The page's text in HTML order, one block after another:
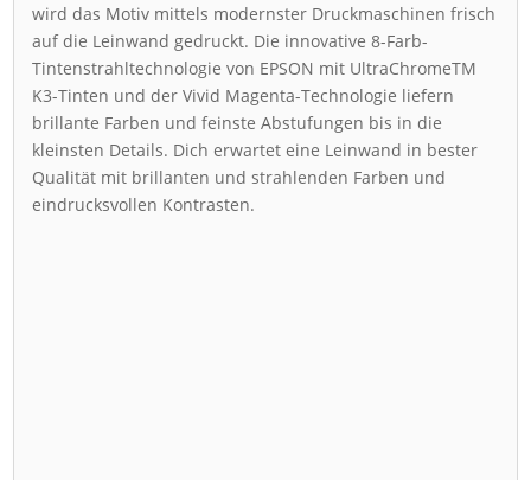
wird das Motiv mittels modernster Druckmaschinen frisch
auf die Leinwand gedruckt. Die innovative 8-Farb-
Tintenstrahltechnologie von EPSON mit UltraChromeTM
K3-Tinten und der Vivid Magenta-Technologie liefern
brillante Farben und feinste Abstufungen bis in die
kleinsten Details. Dich erwartet eine Leinwand in bester
Qualität mit brillanten und strahlenden Farben und
eindrucksvollen Kontrasten.